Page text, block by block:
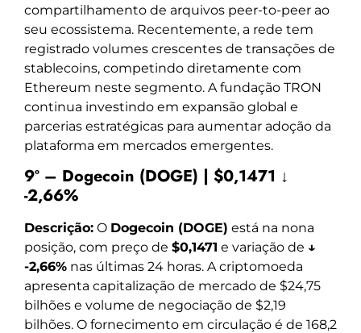
compartilhamento de arquivos peer-to-peer ao
seu ecossistema. Recentemente, a rede tem
registrado volumes crescentes de transações de
stablecoins, competindo diretamente com
Ethereum neste segmento. A fundação TRON
continua investindo em expansão global e
parcerias estratégicas para aumentar adoção da
plataforma em mercados emergentes.
9º – Dogecoin (DOGE) | $0,1471 ↓
-2,66%
Descrição: O Dogecoin (DOGE) está na nona
posição, com preço de $0,1471 e variação de ↓
-2,66% nas últimas 24 horas. A criptomoeda
apresenta capitalização de mercado de $24,75
bilhões e volume de negociação de $2,19
bilhões. O fornecimento em circulação é de 168,2